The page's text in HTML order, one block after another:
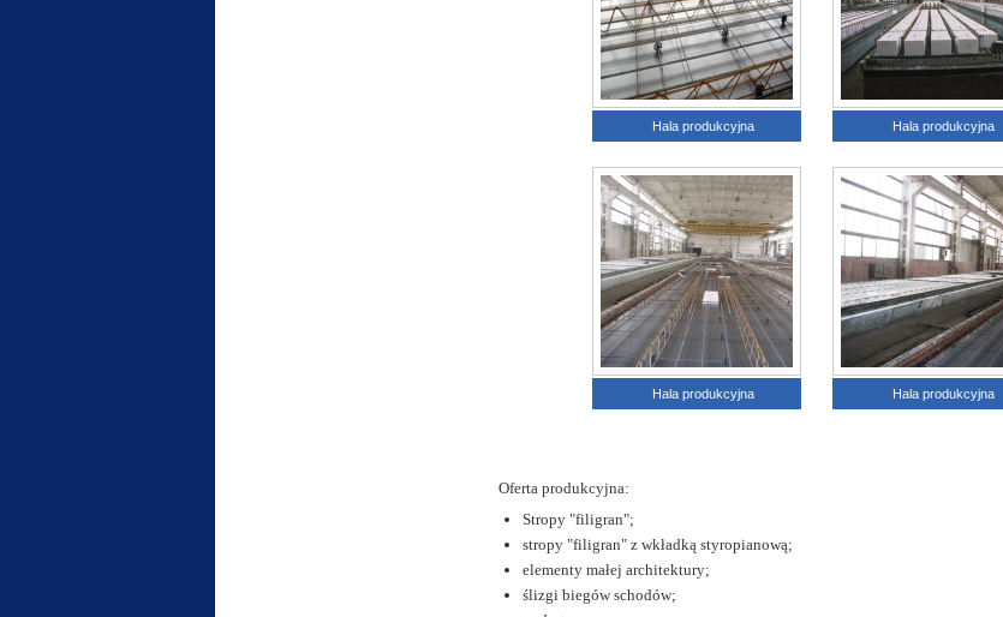
Hala produkcyjna Hala produkcyjna
Hala produkcyjna Hala produkcyjna
Oferta produkcyjna:
Stropy "filigran";
stropy "filigran" z wkładką styropianową;
elementy małej architektury;
ślizgi biegów schodów;